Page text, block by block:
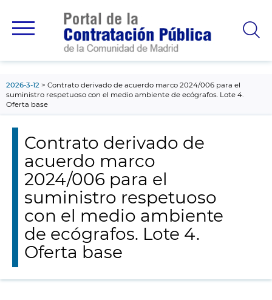
principal
2026-3-12
Contrato derivado de acuerdo marco 2024/006 para el
suministro respetuoso con el medio ambiente de ecógrafos. Lote 4.
Oferta base
Contrato derivado de
acuerdo marco
2024/006 para el
suministro respetuoso
con el medio ambiente
de ecógrafos. Lote 4.
Oferta base